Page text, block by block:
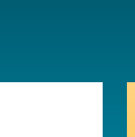
Contattaci !